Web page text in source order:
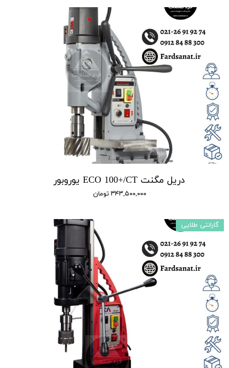
دریل مگنت ECO 100+/CT یوروبور
۳۴۳,۵۰۰,۰۰۰ تومان
گارانتی طلایی